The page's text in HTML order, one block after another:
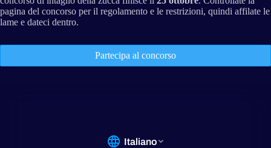
pagina del concorso per il regolamento e le restrizioni, quindi affilate le
lame e dateci dentro.
Partecipa al concorso